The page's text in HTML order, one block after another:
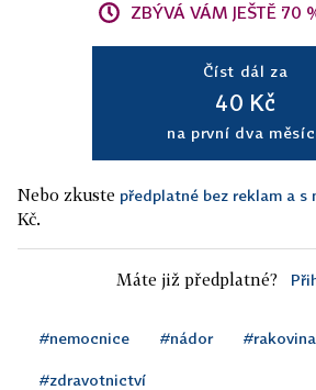
ZBÝVÁ VÁM JEŠTĚ 70
Číst dál za
40 Kč
na první dva
Nebo zkuste předplatné bez reklam a s
Kč.
Máte již předplatné?
#nemocnice #nádor #rakovina
#zdravotnictví